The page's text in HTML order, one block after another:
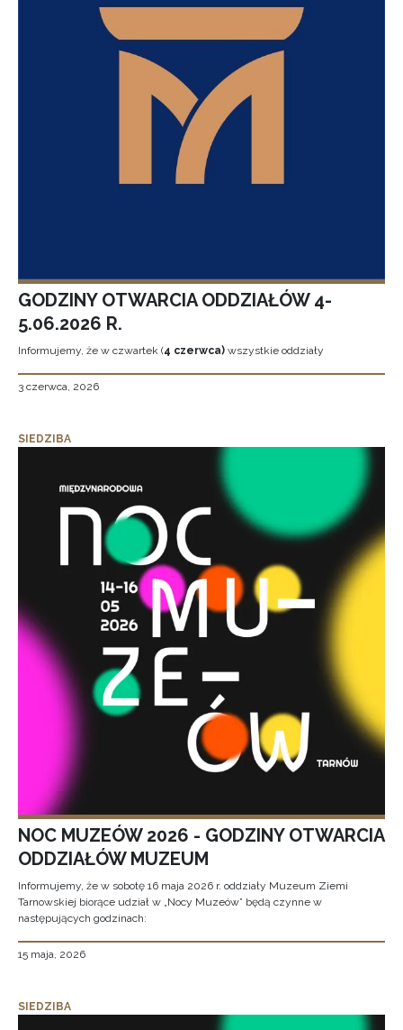
GODZINY OTWARCIA ODDZIAŁÓW 4-
5.06.2026 R.
Informujemy, że w czwartek (4 czerwca) wszystkie oddziały
3 czerwca, 2026
SIEDZIBA
NOC MUZEÓW 2026 - GODZINY OTWARCIA
ODDZIAŁÓW MUZEUM
Informujemy, że w sobotę 16 maja 2026 r. oddziały Muzeum Ziemi
Tarnowskiej biorące udział w „Nocy Muzeów” będą czynne w
następujących godzinach:
15 maja, 2026
SIEDZIBA